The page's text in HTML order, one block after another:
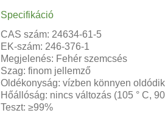
Specifikáció
CAS szám: 24634-61-5
EK-szám: 246-376-1
Megjelenés: Fehér szemcsés
Szag: finom jellemző
Oldékonyság: vízben könnyen
Hőállóság: nincs változás (105 ° C,
Teszt: ≥99%